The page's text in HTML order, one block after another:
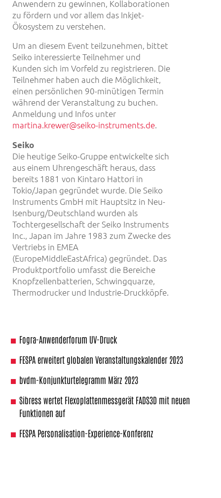
Anwendern zu gewinnen, Kollaborationen
zu fördern und vor allem das Inkjet-
Ökosystem zu verstehen.
Um an diesem Event teilzunehmen, bittet
Seiko interessierte Teilnehmer und
Kunden sich im Vorfeld zu registrieren. Die
Teilnehmer haben auch die Möglichkeit,
einen persönlichen 90-minütigen Termin
während der Veranstaltung zu buchen.
Anmeldung und Infos unter
martina.krewer@seiko-instruments.de.
Seiko
Die heutige Seiko-Gruppe entwickelte sich
aus einem Uhrengeschäft heraus, dass
bereits 1881 von Kintaro Hattori in
Tokio/Japan gegründet wurde. Die Seiko
Instruments GmbH mit Hauptsitz in Neu-
Isenburg/Deutschland wurden als
Tochtergesellschaft der Seiko Instruments
Inc., Japan im Jahre 1983 zum Zwecke des
Vertriebs in EMEA
(EuropeMiddleEastAfrica) gegründet. Das
Produktportfolio umfasst die Bereiche
Knopfzellenbatterien, Schwingquarze,
Thermodrucker und Industrie-Druckköpfe.
Fogra-Anwenderforum UV-Druck
FESPA erweitert globalen Veranstaltungskalender 2023
bvdm-Konjunkturtelegramm März 2023
Sibress wertet Flexoplattenmessgerät FADS3D mit neuen
Funktionen auf
FESPA Personalisation-Experience-Konferenz